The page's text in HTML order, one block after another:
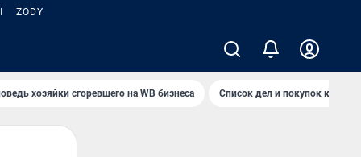
ZODY
хозяйки сгоревшего на WB бизнеса Список дел и покупок к школе